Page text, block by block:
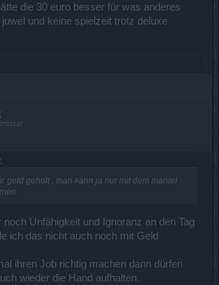
die 30 euro besser für was anderes
und keine spielzeit trotz deluxe
↑
geld geholt , man kann ja nur mit dem mantel
noch Unfähigkeit und Ignoranz an den Tag
ich das nicht auch noch mit Geld
ihren Job richtig machen dann dürfen
wieder die Hand aufhalten.